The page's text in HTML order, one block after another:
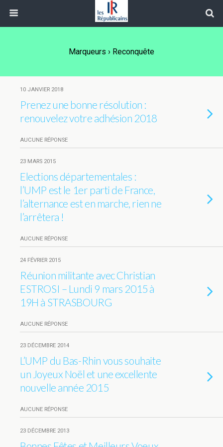
Marqueurs › Reconquête
10 JANVIER 2018
Prenez une bonne résolution :
renouvelez votre adhésion 2018
AUCUNE RÉPONSE
23 MARS 2015
Elections départementales :
l’UMP est le 1er parti de France,
l’alternance est en marche, rien ne
l’arrêtera !
AUCUNE RÉPONSE
24 FÉVRIER 2015
Réunion militante avec Christian
ESTROSI – Lundi 9 mars 2015 à
19H à STRASBOURG
AUCUNE RÉPONSE
23 DÉCEMBRE 2014
L’UMP du Bas-Rhin vous souhaite
un Joyeux Noël et une excellente
nouvelle année 2015
AUCUNE RÉPONSE
23 DÉCEMBRE 2013